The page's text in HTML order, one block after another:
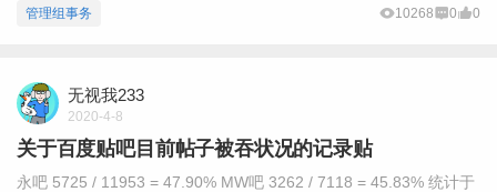
管理组事务 10268 0 0
无视我233
2020-4-8
关于百度贴吧目前帖子被吞状况的记录贴
永吧 5725 / 11953 = 47.90% MW吧 3262 / 7118 = 45.83% 统计于